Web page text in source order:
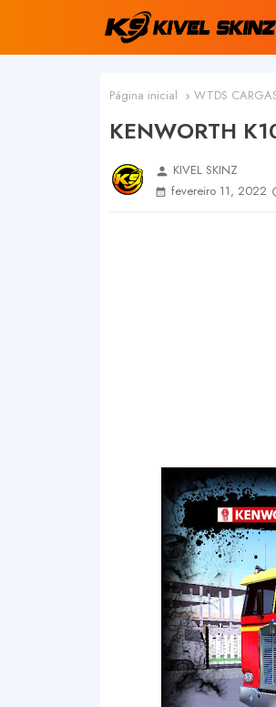
Página inicial WTDS
KENWORTH
person KIVEL SKINZ
fevereiro 11, 2022